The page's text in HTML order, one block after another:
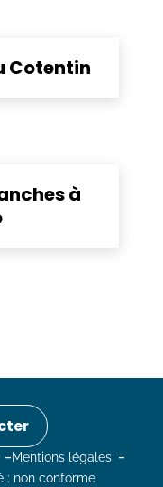
Cotentin
à
Mentions légales
: non conforme